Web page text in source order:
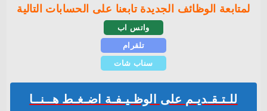
لمتابعة الوظائف الجديدة تابعنا على الحسابات التالية
واتس اب
تلقرام
سناب شات
للـتـقـديـم على الوظـيـفـة اضـغـط هــنــا